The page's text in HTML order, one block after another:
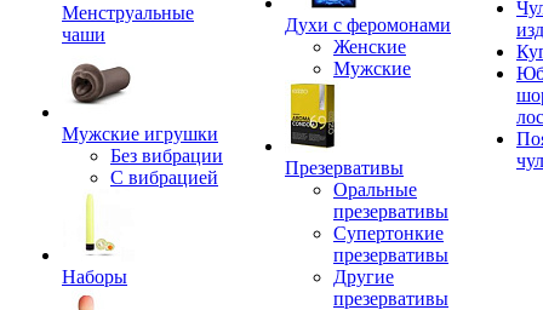
Менструальные
чаши
Мужские игрушки
Без вибрации
С вибрацией
Наборы
Духи с феромонами
Женские
Мужские
Презервативы
Оральные
презервативы
Супертонкие
презервативы
Другие
презервативы